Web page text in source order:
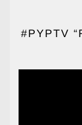
#PYPTV